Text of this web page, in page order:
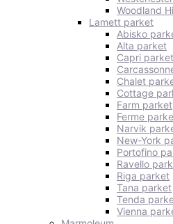
Woodland
Lamett parket
Abisko
Alta parket
Capri parket
Chalet
Cottage
Farm parket
Ferme
Narvik
New-York
Portofino
Ravello
Riga parket
Tana parket
Tenda
Vienna